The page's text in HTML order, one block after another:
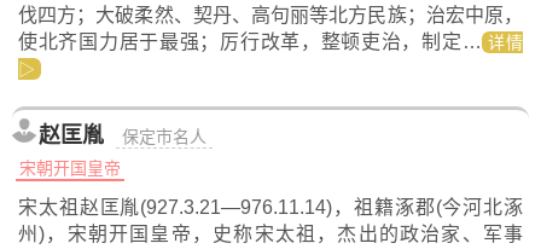
伐四方；大破柔然、契丹、高句丽等北方民族；治宏中原，
使北齐国力居于最强；厉行改革，整顿吏治，制定… 详情
▷
赵匡胤
保定市名人
宋朝开国皇帝
宋太祖赵匡胤(927.3.21—976.11.14)，祖籍涿郡(今河北涿
州)，宋朝开国皇帝，史称宋太祖，杰出的政治家、军事